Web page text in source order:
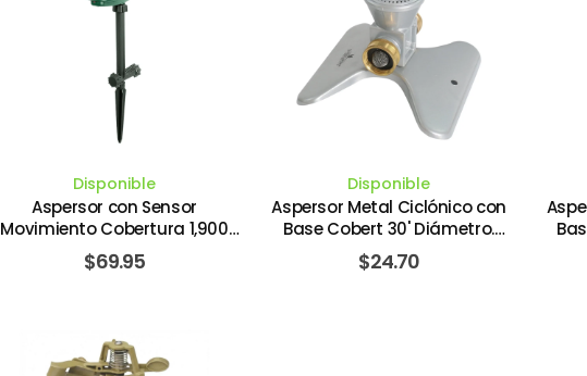
Disponible
Aspersor con Sensor
Movimiento Cobertura 1,900
Pie2. WOODSTREAM-VICTOR
$69.95
Disponible
Aspersor Metal Ciclónico con
Base Cobert 30' Diámetro.
LANDSCAPERS SELECT
$24.70